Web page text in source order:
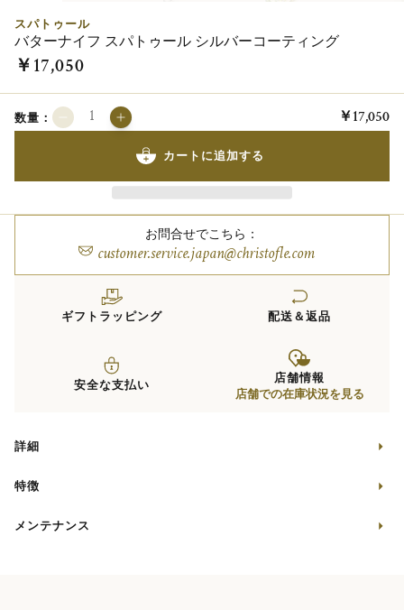
スパトゥール
バターナイフ スパトゥール シルバーコーティング
￥17,050
数量： ￥17,050
カートに追加する
お問合せでこちら：
customer.service.japan@christofle.com
ギフトラッピング 配送＆返品
安全な支払い 店舗情報
店舗での在庫状況を見る
詳細
特徴
メンテナンス